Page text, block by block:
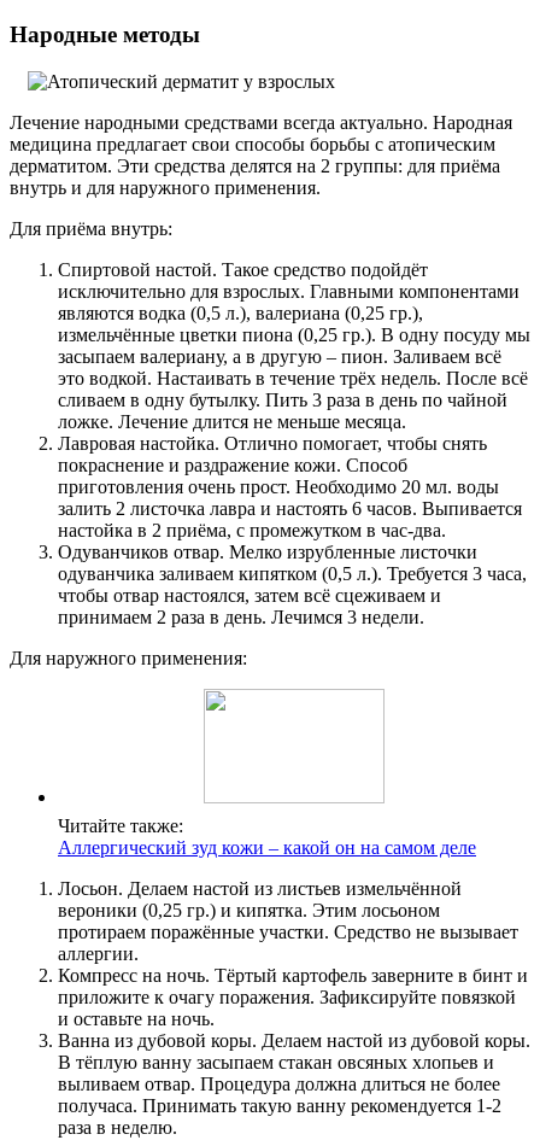
Народные методы
Лечение народными средствами всегда актуально. Народная
медицина предлагает свои способы борьбы с атопическим
дерматитом. Эти средства делятся на 2 группы: для приёма
внутрь и для наружного применения.
Для приёма внутрь:
Спиртовой настой. Такое средство подойдёт
исключительно для взрослых. Главными компонентами
являются водка (0,5 л.), валериана (0,25 гр.),
измельчённые цветки пиона (0,25 гр.). В одну посуду мы
засыпаем валериану, а в другую – пион. Заливаем всё
это водкой. Настаивать в течение трёх недель. После всё
сливаем в одну бутылку. Пить 3 раза в день по чайной
ложке. Лечение длится не меньше месяца.
Лавровая настойка. Отлично помогает, чтобы снять
покраснение и раздражение кожи. Способ
приготовления очень прост. Необходимо 20 мл. воды
залить 2 листочка лавра и настоять 6 часов. Выпивается
настойка в 2 приёма, с промежутком в час-два.
Одуванчиков отвар. Мелко изрубленные листочки
одуванчика заливаем кипятком (0,5 л.). Требуется 3 часа,
чтобы отвар настоялся, затем всё сцеживаем и
принимаем 2 раза в день. Лечимся 3 недели.
Для наружного применения:
Читайте также:
Аллергический зуд кожи – какой он на самом деле
Лосьон. Делаем настой из листьев измельчённой
вероники (0,25 гр.) и кипятка. Этим лосьоном
протираем поражённые участки. Средство не вызывает
аллергии.
Компресс на ночь. Тёртый картофель заверните в бинт и
приложите к очагу поражения. Зафиксируйте повязкой
и оставьте на ночь.
Ванна из дубовой коры. Делаем настой из дубовой коры.
В тёплую ванну засыпаем стакан овсяных хлопьев и
выливаем отвар. Процедура должна длиться не более
получаса. Принимать такую ванну рекомендуется 1-2
раза в неделю.